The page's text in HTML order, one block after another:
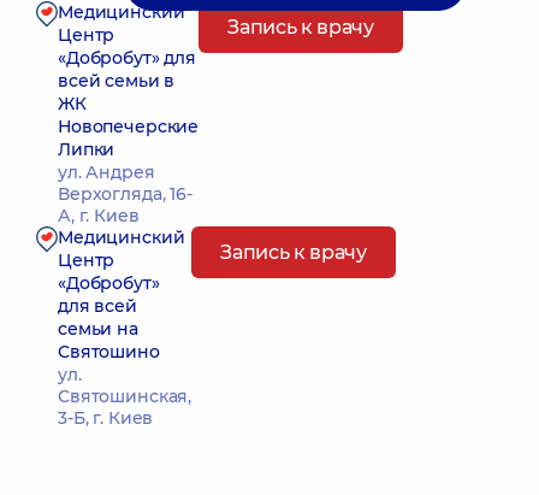
Медицинский
Центр
«Добробут» для
всей семьи в
ЖК
Новопечерские
Липки
ул. Андрея
Верхогляда, 16-
А, г. Киев
Запись к врачу
Медицинский
Центр
«Добробут»
для всей
семьи на
Святошино
ул.
Святошинская,
3-Б, г. Киев
Запись к врачу